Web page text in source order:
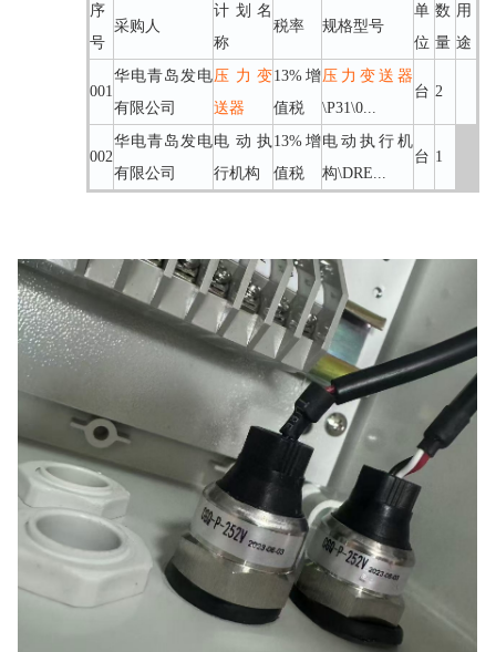
序
号
采购人
计划名
称
税率 规格型号
单
位
数
量
用
途
001
华电青岛发电
有限公司
压力变
送器
13%增
值税
压力变送器
\P31\0...
台 2
002
华电青岛发电
有限公司
电动执
行机构
13%增
值税
电动执行机
构\DRE...
台 1